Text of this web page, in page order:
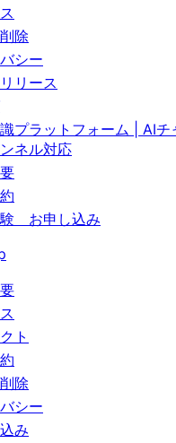
除
シー
リース
プラットフォーム | AI
ネル対応
お申し込み
ト
除
シー
み